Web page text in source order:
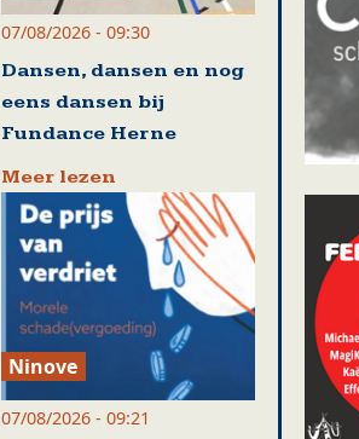
07/08/2026 - 09:30
Dansen, dansen en nog
eens dansen bij
Fundance Herne
Meer lezen
Ninove
07/08/2026 - 09:21